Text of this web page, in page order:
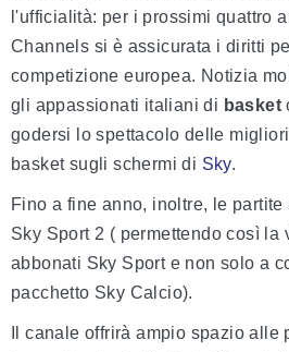
l'ufficialità: per i prossimi quattro
Channels si è assicurata i diritti
competizione europea. Notizia
gli appassionati italiani di basket
godersi lo spettacolo delle
basket sugli schermi di Sky.
Fino a fine anno, inoltre, le
Sky Sport 2 ( permettendo così la
abbonati Sky Sport e non solo a
pacchetto Sky Calcio).
Il canale offrirà ampio spazio